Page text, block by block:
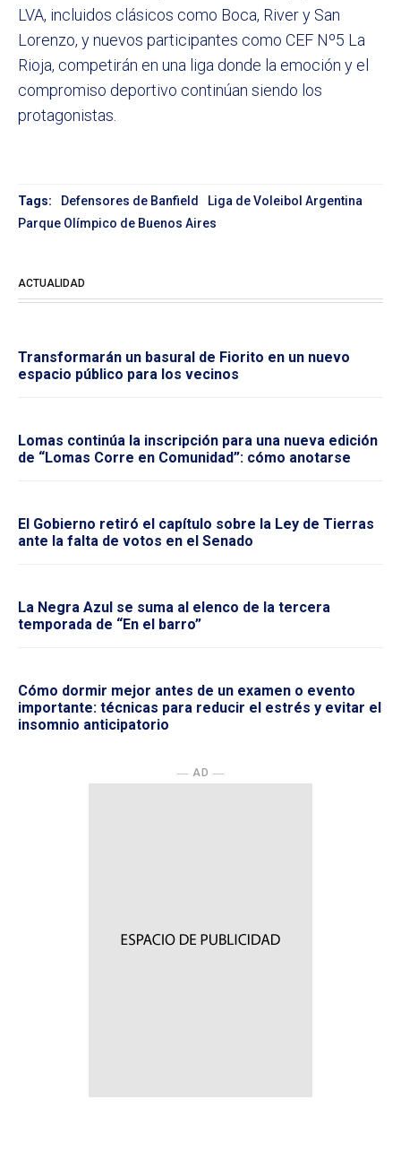
LVA, incluidos clásicos como Boca, River y San
Lorenzo, y nuevos participantes como CEF Nº5 La
Rioja, competirán en una liga donde la emoción y el
compromiso deportivo continúan siendo los
protagonistas.
Tags: Defensores de Banfield
Liga de Voleibol Argentina
Parque Olímpico de Buenos Aires
ACTUALIDAD
Transformarán un basural de Fiorito en un nuevo
espacio público para los vecinos
Lomas continúa la inscripción para una nueva edición
de “Lomas Corre en Comunidad”: cómo anotarse
El Gobierno retiró el capítulo sobre la Ley de Tierras
ante la falta de votos en el Senado
La Negra Azul se suma al elenco de la tercera
temporada de “En el barro”
Cómo dormir mejor antes de un examen o evento
importante: técnicas para reducir el estrés y evitar el
insomnio anticipatorio
― AD ―